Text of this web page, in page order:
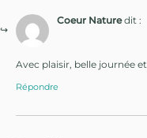
Coeur Nature dit :
Avec plaisir, belle journée
Répondre